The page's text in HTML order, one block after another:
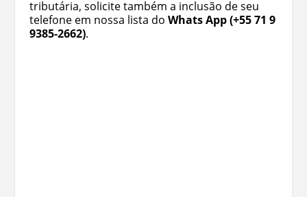
tributária, solicite também a inclusão de seu
telefone em nossa lista do Whats App (+55 71 9
9385-2662).